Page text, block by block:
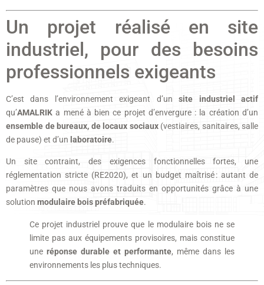
Un projet réalisé en site
industriel, pour des besoins
professionnels exigeants
C’est dans l’environnement exigeant d’unsite industriel actif
qu’AMALRIK a mené à bien ce projet d’envergure : la création d’un
ensemble de bureaux, de locaux sociaux(vestiaires, sanitaires, salle
de pause) et d’un laboratoire.
Un site contraint, des exigences fonctionnelles fortes, une
réglementation stricte (RE2020), et un budget maîtrisé : autant de
paramètres que nous avons traduits en opportunités grâce à une
solution modulaire bois préfabriquée.
Ce projet industriel prouve que le modulaire bois ne se
limite pas aux équipements provisoires, mais constitue
une réponse durable et performante, même dans les
environnements les plus techniques.